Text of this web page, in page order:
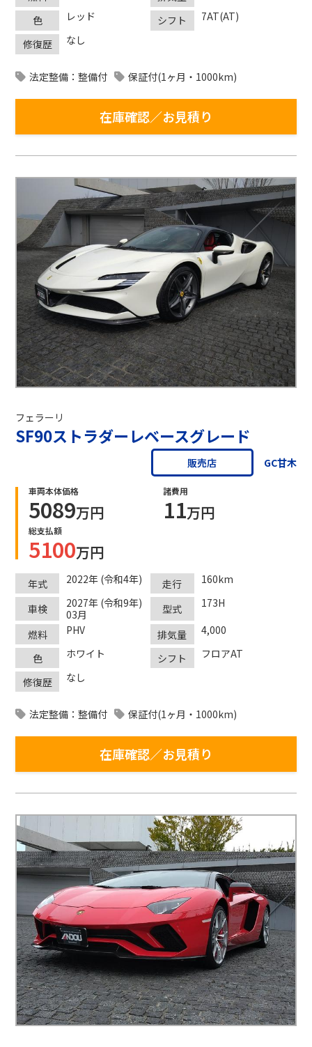
色
レッド シフト 7AT(AT)
修復歴 なし
法定整備：整備付 保証付(1ヶ月・1000km)
在庫確認／お見積り
フェラーリ
SF90ストラダーレベースグレード
販売店 GC甘木
車両本体価格
5089万円
諸費用
11万円
総支払額
5100万円
年式 2022年 (令和4年) 走行 160km
車検
2027年 (令和9年)
03月
型式 173H
燃料 PHV 排気量 4,000
色 ホワイト シフト フロアAT
修復歴 なし
法定整備：整備付 保証付(1ヶ月・1000km)
在庫確認／お見積り